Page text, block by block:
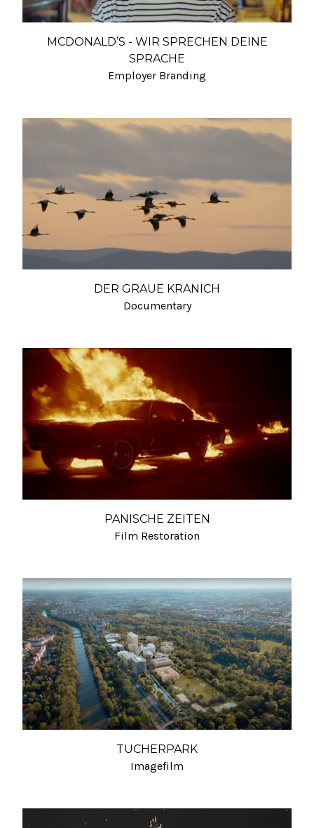
MCDONALD’S - WIR SPRECHEN DEINE
SPRACHE
Employer Branding
DER GRAUE KRANICH
Documentary
PANISCHE ZEITEN
Film Restoration
TUCHERPARK
Imagefilm